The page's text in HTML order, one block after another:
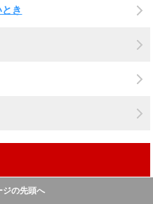
き
ジの先頭へ